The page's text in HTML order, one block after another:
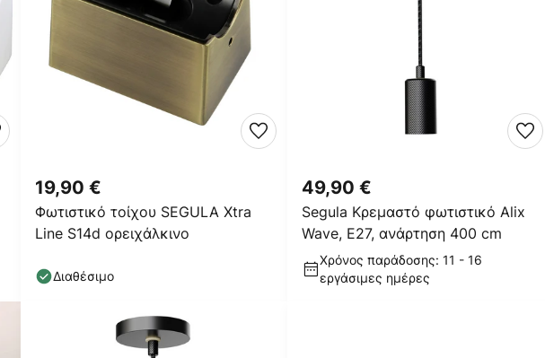
Φωτιστικό τοίχου SEGULA Xtra
Line S14d ορειχάλκινο
19,90 €
Διαθέσιμο
Segula Κρεμαστό φωτιστικό Alix
Wave, E27, ανάρτηση 400 cm
49,90 €
Χρόνος παράδοσης: 11 - 16
εργάσιμες ημέρες